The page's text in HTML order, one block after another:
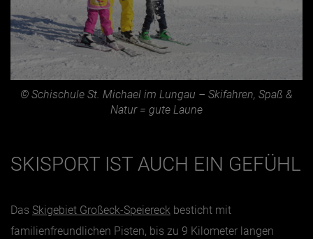
© Schischule St. Michael im Lungau – Skifahren, Spaß &
Natur = gute Laune
SKISPORT IST AUCH EIN GEFÜHL
Das Skigebiet Großeck-Speiereck besticht mit
familienfreundlichen Pisten, bis zu 9 Kilometer langen